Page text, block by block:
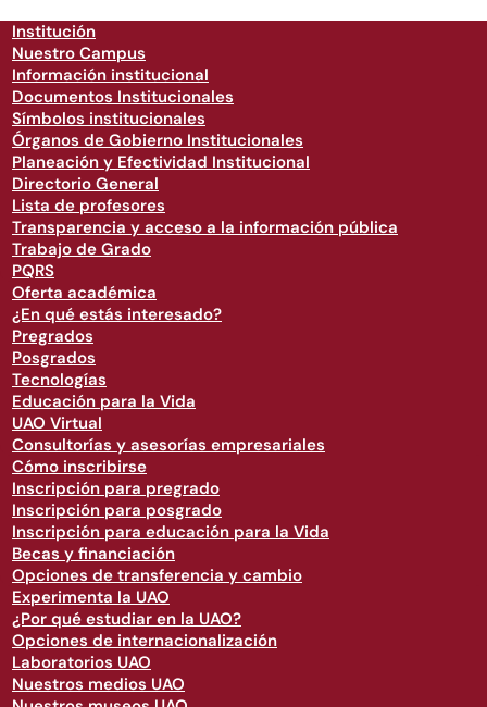
Institución
Nuestro Campus
Información institucional
Documentos Institucionales
Símbolos institucionales
Órganos de Gobierno Institucionales
Planeación y Efectividad Institucional
Directorio General
Lista de profesores
Transparencia y acceso a la información pública
Trabajo de Grado
PQRS
Oferta académica
¿En qué estás interesado?
Pregrados
Posgrados
Tecnologías
Educación para la Vida
UAO Virtual
Consultorías y asesorías empresariales
Cómo inscribirse
Inscripción para pregrado
Inscripción para posgrado
Inscripción para educación para la Vida
Becas y financiación
Opciones de transferencia y cambio
Experimenta la UAO
¿Por qué estudiar en la UAO?
Opciones de internacionalización
Laboratorios UAO
Nuestros medios UAO